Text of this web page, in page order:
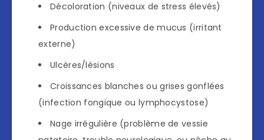
Décoloration (niveaux de stress élevés)
Production excessive de mucus (irritant
externe)
Ulcères/lésions
Croissances blanches ou grises gonflées
(infection fongique ou lymphocystose)
Nage irrégulière (problème de vessie